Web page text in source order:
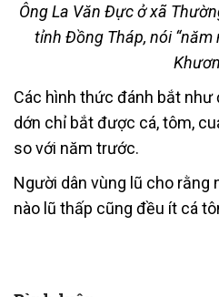
Ông La Văn Đực ở xã
tỉnh Đồng Tháp, nói “năm
Các hình thức đánh bắt như
dớn chỉ bắt được cá, tôm,
so với năm trước.
Người dân vùng lũ cho rằng
nào lũ thấp cũng đều ít cá